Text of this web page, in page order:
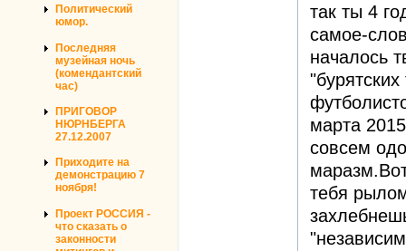
Политический
юмор.
Последняя
музейная ночь
(комендантский
час)
ПРИГОВОР
НЮРНБЕРГА
27.12.2007
Приходите на
демонстрацию 7
ноября!
Проект РОССИЯ -
что сказать о
законности
так ты 4
самое-
началось
марта
совсем
тебя